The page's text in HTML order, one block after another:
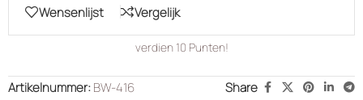
Wensenlijst Vergelijk
verdien 10 Punten!
Artikelnummer:BW-416 Share